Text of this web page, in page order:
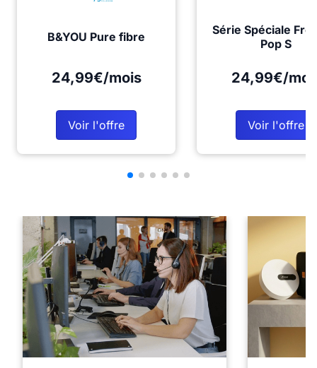
B&YOU Pure fibre
24,99€/mois
Voir l'offre
Série Spéciale
Pop S
24,99€/
Voir l'offre